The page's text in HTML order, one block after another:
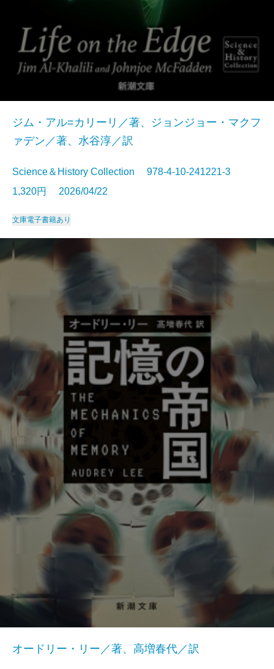
ジム・アル=カリーリ／著、ジョンジョー・マクフ
ァデン／著、水谷淳／訳
Science＆History Collection 978-4-10-241221-3
1,320円 2026/04/22
文庫電子書籍あり
オードリー・リー／著、高増春代／訳